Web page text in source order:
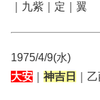
｜九紫｜定｜翼
1975/4/9(水)
大安
神吉日 ｜